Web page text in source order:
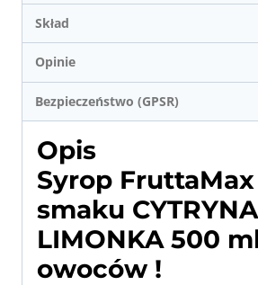
Skład
Opinie
Bezpieczeństwo (GPSR)
Opis
Syrop
smaku CYTRYNA
LIMONKA 500
owoców !